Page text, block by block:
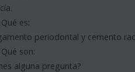
Qué es:
periodontal y cemento
Qué son:
alguna pregunta?